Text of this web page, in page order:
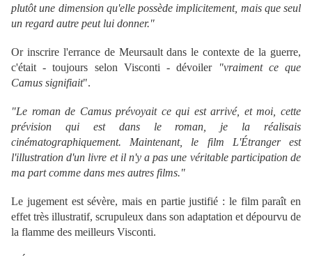
plutôt une dimension qu'elle possède implicitement, mais que seul
un regard autre peut lui donner."
Or inscrire l'errance de Meursault dans le contexte de la guerre,
c'était - toujours selon Visconti - dévoiler
"vraiment ce que
Camus signifiait".
"Le roman de Camus prévoyait ce qui est arrivé, et moi, cette
prévision qui est dans le roman, je la réalisais
cinématographiquement. Maintenant, le film L'Étranger est
l'illustration d'un livre et il n'y a pas une véritable participation de
ma part comme dans mes autres films."
Le jugement est sévère, mais en partie justifié : le film paraît en
effet très illustratif, scrupuleux dans son adaptation et dépourvu de
la flamme des meilleurs Visconti.